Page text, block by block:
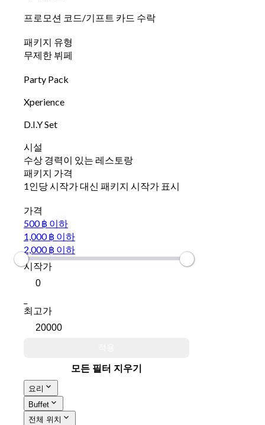
프로모션 코드/기프트 카드 수락
패키지 유형
무제한 뷔페
Party Pack
Xperience
D.I.Y Set
시설
수상 경력이 있는 레스토랑
패키지 가격
1인당 시작가 대신 패키지 시작가 표시
가격
500 ฿ 이하
1,000 ฿ 이하
2,000 ฿ 이하
시작가
최고가
모든 필터 지우기
요리
Buffet
전체 위치